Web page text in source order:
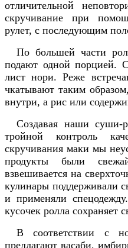
отличительной
скручивание при
рулет, с последующим
По большей части
подают одной порцией.
лист нори. Реже
чкатывают таким
внутри, а рис или
Создавая наши суши-
тройной контроль
скручивания маки мы
продукты были
взвешивается на
кулинары поддерживали
и применяли
кусочек ролла сохраняет
В соответствии с
предлагают васаби,